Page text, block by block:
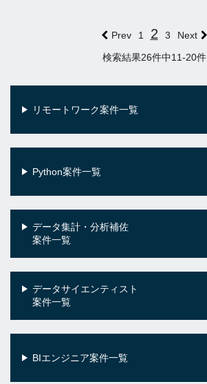
Prev 1 2 3 Next
検索結果26件中11-20件
リモートワーク案件一覧
Python案件一覧
データ集計・分析補佐
案件一覧
データサイエンティスト
案件一覧
BIエンジニア案件一覧